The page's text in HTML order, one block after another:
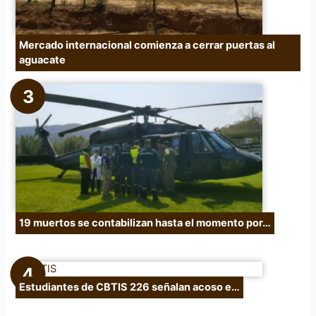
Mercado internacional comienza a cerrar puertas al
aguacate
19 muertos se contabilizan hasta el momento por…
Estudiantes de CBTIS 226 señalan acoso e…